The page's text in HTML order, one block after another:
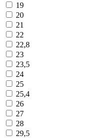
19
20
21
22
22,8
23
23,5
24
25
25,4
26
27
28
29,5